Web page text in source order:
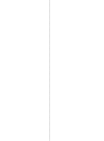
das
Bereich